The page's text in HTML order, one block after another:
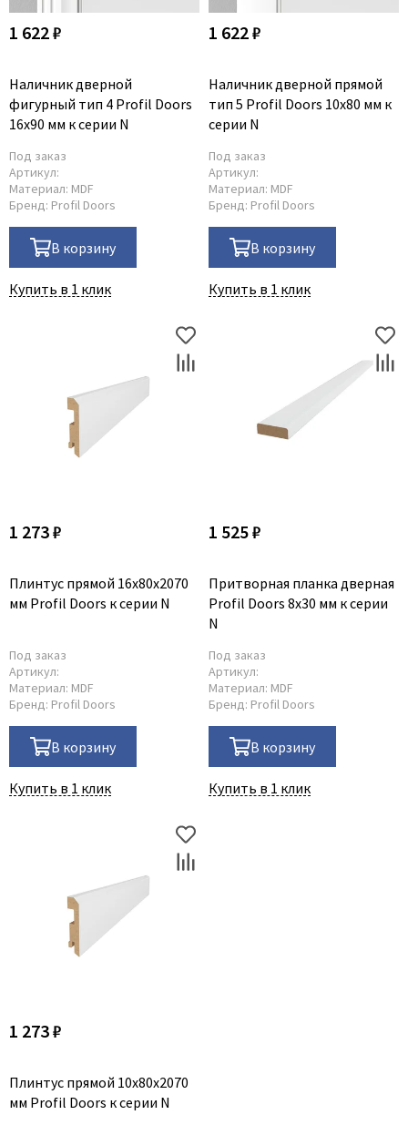
1 622 ₽
Наличник дверной
фигурный тип 4 Profil Doors
16x90 мм к серии N
Под заказ
Артикул:
Материал: MDF
Бренд: Profil Doors
В корзину
Купить в 1 клик
1 622 ₽
Наличник дверной прямой
тип 5 Profil Doors 10x80 мм к
серии N
Под заказ
Артикул:
Материал: MDF
Бренд: Profil Doors
В корзину
Купить в 1 клик
1 273 ₽
Плинтус прямой 16x80x2070
мм Profil Doors к серии N
Под заказ
Артикул:
Материал: MDF
Бренд: Profil Doors
В корзину
Купить в 1 клик
1 525 ₽
Притворная планка дверная
Profil Doors 8x30 мм к серии
N
Под заказ
Артикул:
Материал: MDF
Бренд: Profil Doors
В корзину
Купить в 1 клик
1 273 ₽
Плинтус прямой 10x80x2070
мм Profil Doors к серии N